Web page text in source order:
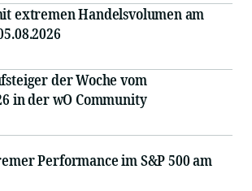
extremen Handelsvolumen am
der Woche vom
in der wO Community
Performance im S&P 500 am